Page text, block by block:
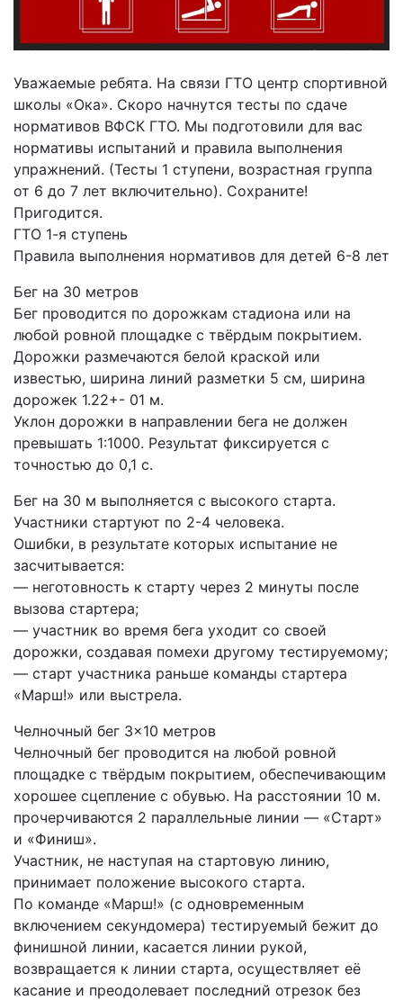
Уважаемые ребята. На связи ГТО центр спортивной
школы «Ока». Скоро начнутся тесты по сдаче
нормативов ВФСК ГТО. Мы подготовили для вас
нормативы испытаний и правила выполнения
упражнений. (Тесты 1 ступени, возрастная группа
от 6 до 7 лет включительно). Сохраните!
Пригодится.
ГТО 1-я ступень
Правила выполнения нормативов для детей 6-8 лет
Бег на 30 метров
Бег проводится по дорожкам стадиона или на
любой ровной площадке с твёрдым покрытием.
Дорожки размечаются белой краской или
известью, ширина линий разметки 5 см, ширина
дорожек 1.22+- 01 м.
Уклон дорожки в направлении бега не должен
превышать 1:1000. Результат фиксируется с
точностью до 0,1 с.
Бег на 30 м выполняется с высокого старта.
Участники стартуют по 2-4 человека.
Ошибки, в результате которых испытание не
засчитывается:
— неготовность к старту через 2 минуты после
вызова стартера;
— участник во время бега уходит со своей
дорожки, создавая помехи другому тестируемому;
— старт участника раньше команды стартера
«Марш!» или выстрела.
Челночный бег 3×10 метров
Челночный бег проводится на любой ровной
площадке с твёрдым покрытием, обеспечивающим
хорошее сцепление с обувью. На расстоянии 10 м.
прочерчиваются 2 параллельные линии — «Старт»
и «Финиш».
Участник, не наступая на стартовую линию,
принимает положение высокого старта.
По команде «Марш!» (с одновременным
включением секундомера) тестируемый бежит до
финишной линии, касается линии рукой,
возвращается к линии старта, осуществляет её
касание и преодолевает последний отрезок без